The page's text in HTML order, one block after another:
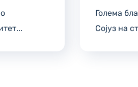
Голема
Сојуз на